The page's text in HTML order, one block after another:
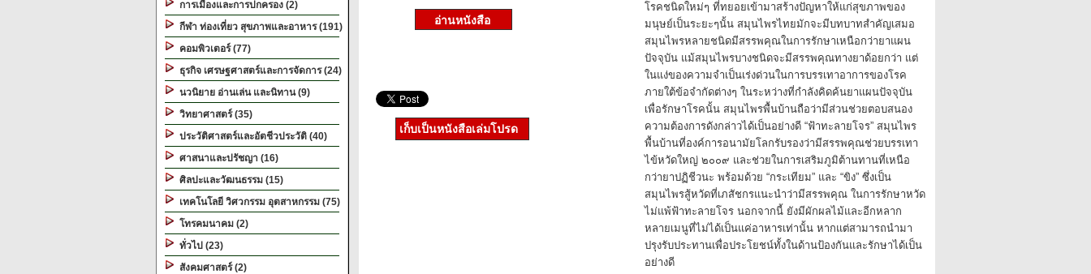
การเมืองและการปกครอง (2)
กีฬา ท่องเที่ยว สุขภาพและอาหาร (191)
คอมพิวเตอร์ (77)
ธุรกิจ เศรษฐศาสตร์และการจัดการ (24)
นวนิยาย อ่านเล่น และนิทาน (9)
วิทยาศาสตร์ (35)
ประวัติศาสตร์และอัตชีวประวัติ (40)
ศาสนาและปรัชญา (16)
ศิลปะและวัฒนธรรม (15)
เทคโนโลยี วิศวกรรม อุตสาหกรรม (75)
โทรคมนาคม (2)
ทั่วไป (23)
สังคมศาสตร์ (2)
โรคชนิดใหม่ๆ ที่ทยอยเข้ามาสร้างปัญหาให้แก่สุขภาพของ
มนุษย์เป็นระยะๆนั้น สมุนไพรไทยมักจะมีบทบาทสำคัญเสมอ
สมุนไพรหลายชนิดมีสรรพคุณในการรักษาเหนือกว่ายาแผน
ปัจจุบัน แม้สมุนไพรบางชนิดจะมีสรรพคุณทางยาด้อยกว่า แต่
ในแง่ของความจำเป็นเร่งด่วนในการบรรเทาอาการของโรค
ภายใต้ข้อจำกัดต่างๆ ในระหว่างที่กำลังคิดค้นยาแผนปัจจุบัน
เพื่อรักษาโรคนั้น สมุนไพรพื้นบ้านถือว่ามีส่วนช่วยตอบสนอง
ความต้องการดังกล่าวได้เป็นอย่างดี “ฟ้าทะลายโจร” สมุนไพร
พื้นบ้านที่องค์การอนามัยโลกรับรองว่ามีสรรพคุณช่วยบรรเทา
ไข้หวัดใหญ่ ๒๐๐๙ และช่วยในการเสริมภูมิต้านทานที่เหนือ
กว่ายาปฏิชีวนะ พร้อมด้วย “กระเทียม” และ “ขิง” ซึ่งเป็น
สมุนไพรสู้หวัดที่เภสัชกรแนะนำว่ามีสรรพคุณ ในการรักษาหวัด
ไม่แพ้ฟ้าทะลายโจร นอกจากนี้ ยังมีผักผลไม้และอีกหลาก
หลายเมนูที่ไม่ได้เป็นแค่อาหารเท่านั้น หากแต่สามารถนำมา
ปรุงรับประทานเพื่อประโยชน์ทั้งในด้านป้องกันและรักษาได้เป็น
อย่างดี
เก็บเป็นหนังสือเล่มโปรด